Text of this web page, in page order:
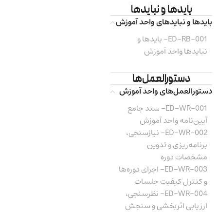
بایدها و نبایدها
بایدها و نبایدهای واحد آموزش
ED-RB-001- بایدها و
نبایدها واحد آموزش
دستورالعمل‌ها
دستورالعمل‌های واحد آموزش
ED-WR-001- سند جامع
آیین‌نامه واحد آموزش
ED-WR-002- نیازسنجی،
برنامه‌ریزی و تدوین
مشخصات دوره
ED-WR-003- اجرای دوره‌ها
و کنترل کیفیت جلسات
ED-WR-004- نظرسنجی،
ارزیابی اثربخشی و سنجش